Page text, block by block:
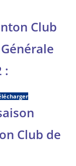
Club
:
Club de